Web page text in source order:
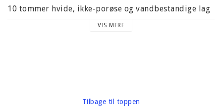
10 tommer hvide, ikke-porøse og vandbestandige lag
på 104 lb.
VIS MERE
Tilbage til toppen